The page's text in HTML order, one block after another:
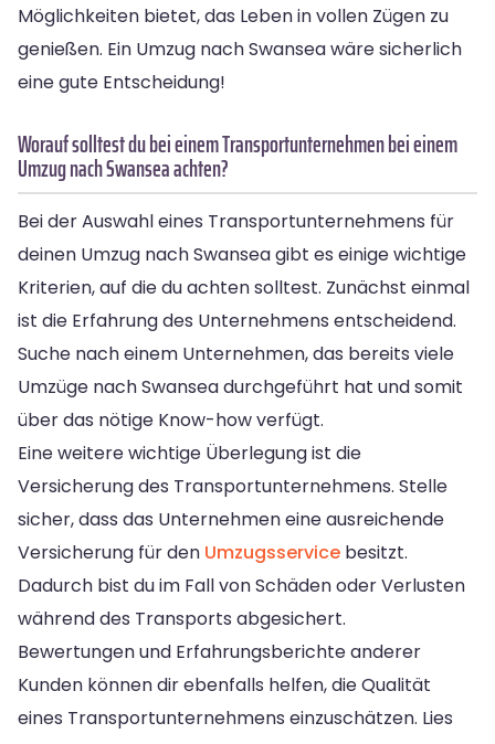
Möglichkeiten bietet, das Leben in vollen Zügen zu
genießen. Ein Umzug nach Swansea wäre sicherlich
eine gute Entscheidung!
Worauf solltest du bei einem Transportunternehmen bei einem
Umzug nach Swansea achten?
Bei der Auswahl eines Transportunternehmens für
deinen Umzug nach Swansea gibt es einige wichtige
Kriterien, auf die du achten solltest. Zunächst einmal
ist die Erfahrung des Unternehmens entscheidend.
Suche nach einem Unternehmen, das bereits viele
Umzüge nach Swansea durchgeführt hat und somit
über das nötige Know-how verfügt.
Eine weitere wichtige Überlegung ist die
Versicherung des Transportunternehmens. Stelle
sicher, dass das Unternehmen eine ausreichende
Versicherung für den Umzugsservice besitzt.
Dadurch bist du im Fall von Schäden oder Verlusten
während des Transports abgesichert.
Bewertungen und Erfahrungsberichte anderer
Kunden können dir ebenfalls helfen, die Qualität
eines Transportunternehmens einzuschätzen. Lies